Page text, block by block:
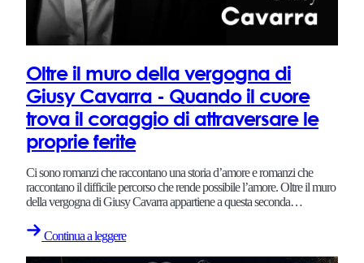
Oltre il muro della vergogna di
Giusy Cavarra - Quando il cuore
trova il coraggio di attraversare le
proprie ferite
Ci sono romanzi che raccontano una storia d’amore e romanzi che
raccontano il difficile percorso che rende possibile l’amore. Oltre il muro
della vergogna di Giusy Cavarra appartiene a questa seconda…
Continua a leggere